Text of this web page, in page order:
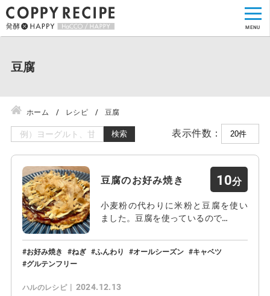
豆腐
ホーム レシピ 豆腐
検索 表示件数：
豆腐のお好み焼き 10
小麦粉の代わりに米粉と豆腐を使い
ました。豆腐を使っているので…
お好み焼き ねぎ ふんわり オールシーズン
キャベツ
グルテンフリー
ハルのレシピ 2024.12.13